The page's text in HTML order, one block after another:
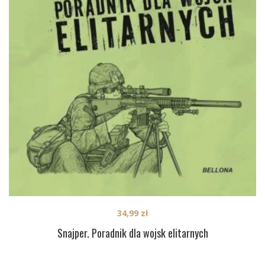
Snajper. Poradnik dla wojsk elitarnych
34,99 zł